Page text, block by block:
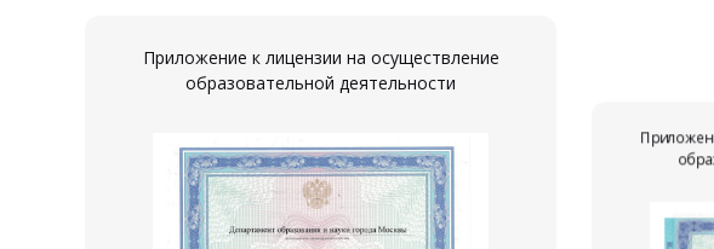
Приложение к лицензии на осуществление
образовательной деятельности